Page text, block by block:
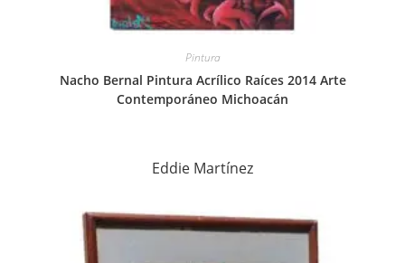
Pintura
Nacho Bernal Pintura Acrílico Raíces 2014 Arte
Contemporáneo Michoacán
Eddie Martínez